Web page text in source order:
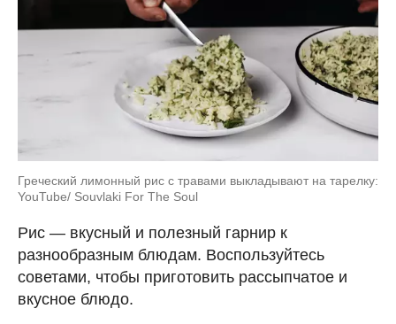
Греческий лимонный рис с травами выкладывают на тарелку:
YouTube/ Souvlaki For The Soul
Рис — вкусный и полезный гарнир к
разнообразным блюдам. Воспользуйтесь
советами, чтобы приготовить рассыпчатое и
вкусное блюдо.